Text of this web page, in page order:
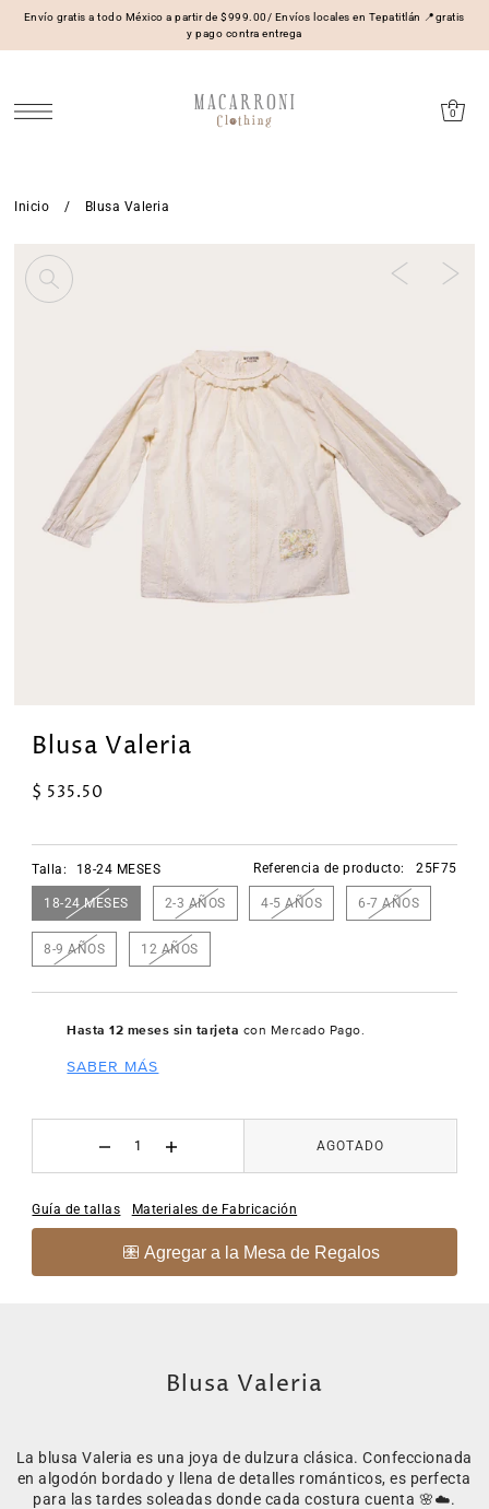
Envío gratis a todo México a partir de $999.00/ Envíos locales en Tepatitlán 📍gratis
y pago contra entrega
0
Inicio / Blusa Valeria
Blusa Valeria
$ 535.50
Referencia de producto: 25F75
Talla: 18-24 MESES
18-24 MESES 2-3 AÑOS 4-5 AÑOS 6-7 AÑOS
8-9 AÑOS 12 AÑOS
Hasta 12 meses sin tarjeta con Mercado Pago.
SABER MÁS
AGOTADO
Guía de tallas Materiales de Fabricación
Blusa Valeria
La blusa Valeria es una joya de dulzura clásica. Confeccionada
en algodón bordado y llena de detalles románticos, es perfecta
para las tardes soleadas donde cada costura cuenta 🌸☁️.